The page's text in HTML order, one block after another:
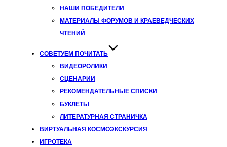
НАШИ ПОБЕДИТЕЛИ
МАТЕРИАЛЫ ФОРУМОВ И КРАЕВЕДЧЕСКИХ
ЧТЕНИЙ
СОВЕТУЕМ ПОЧИТАТЬ
ВИДЕОРОЛИКИ
СЦЕНАРИИ
РЕКОМЕНДАТЕЛЬНЫЕ СПИСКИ
БУКЛЕТЫ
ЛИТЕРАТУРНАЯ СТРАНИЧКА
ВИРТУАЛЬНАЯ КОСМОЭКСКУРСИЯ
ИГРОТЕКА